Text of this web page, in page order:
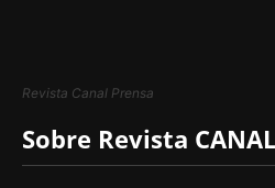
Revista Canal Prensa
Sobre Revista